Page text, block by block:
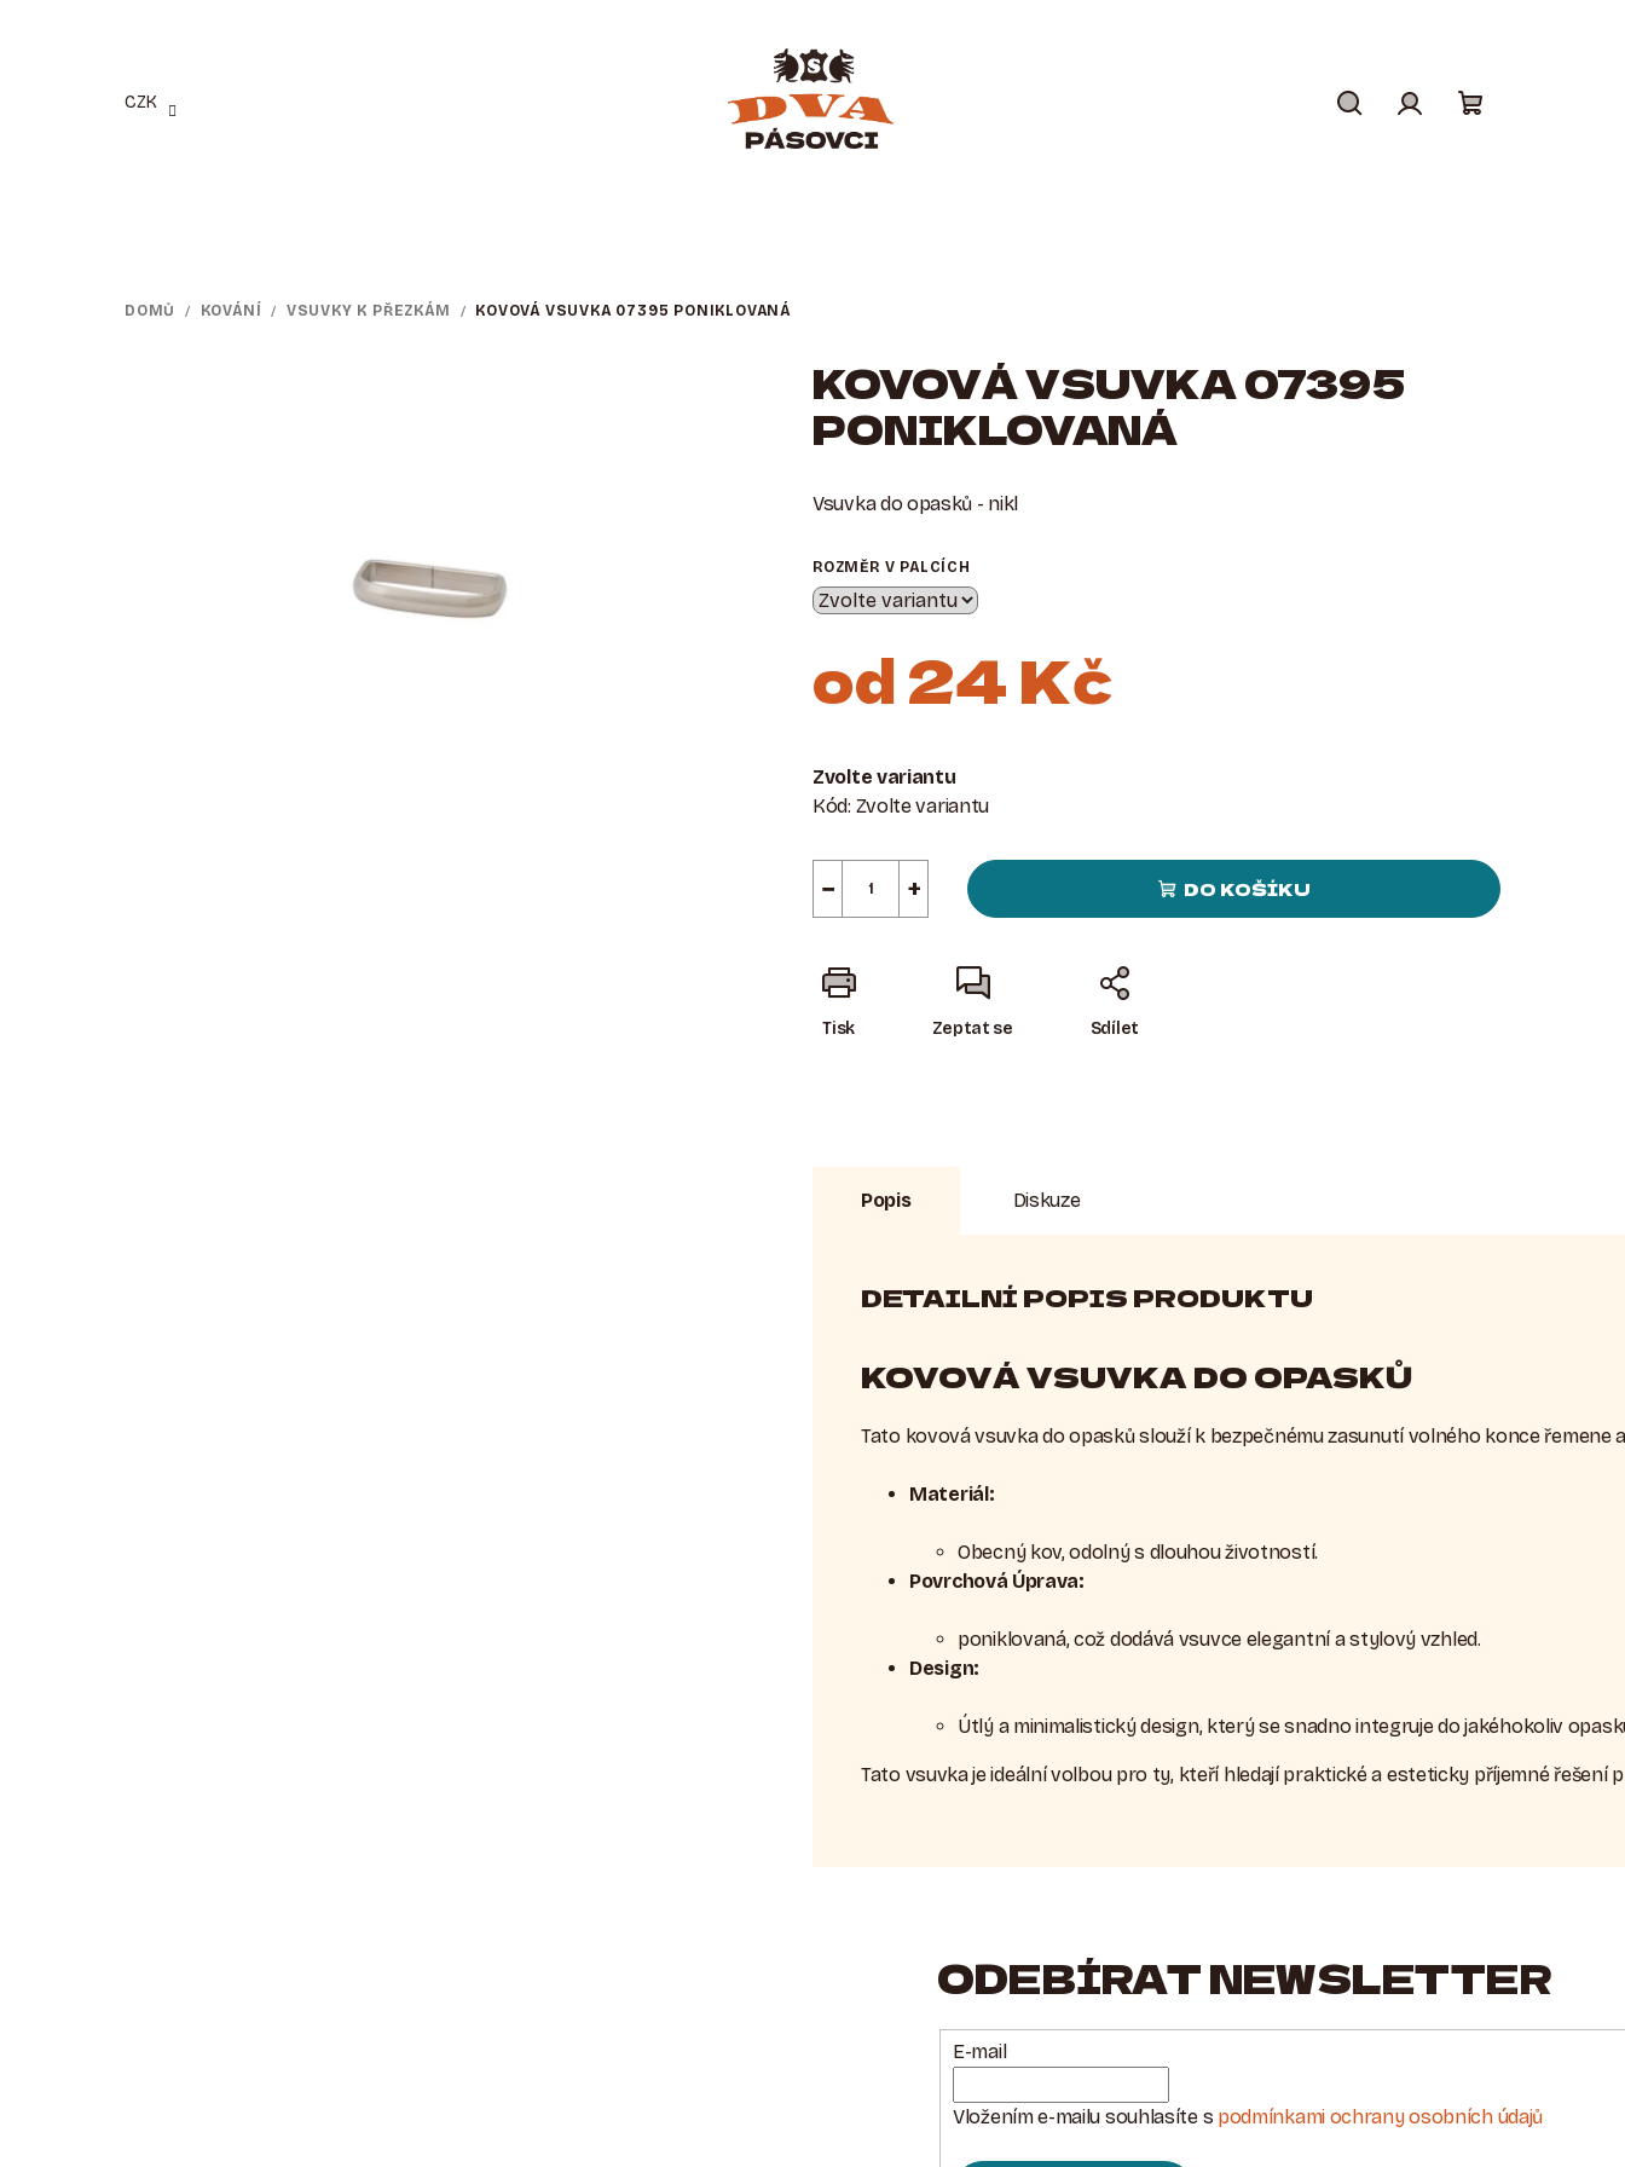
CZK
DOMŮ / KOVÁNÍ / VSUVKY K PŘEZKÁM / KOVOVÁ VSUVKA 07395 PONIKLOVANÁ
KOVOVÁ VSUVKA 07395
PONIKLOVANÁ
Vsuvka do opasků - nikl
ROZMĚR V PALCÍCH
od24 Kč
cena:
Zvolte variantu
Kód: Zvolte variantu
+
− DO KOŠÍKU
Tisk Zeptat se Sdílet
Popis Diskuze
DETAILNÍ POPIS PRODUKTU
KOVOVÁ VSUVKA DO OPASKŮ
Tato kovová vsuvka do opasků slouží k bezpečnému zasunutí volného konce řemene
Materiál:
Obecný kov, odolný s dlouhou životností.
Povrchová Úprava:
poniklovaná, což dodává vsuvce elegantní a stylový vzhled.
Design:
Útlý a minimalistický design, který se snadno integruje do jakéhokoliv
Tato vsuvka je ideální volbou pro ty, kteří hledají praktické a esteticky příjemné řešení
ODEBÍRAT NEWSLETTER
E-mail
Vložením e-mailu souhlasíte s podmínkami ochrany osobních údajů